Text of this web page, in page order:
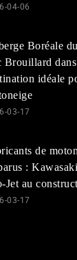
04-06
Boréale
Brouillard
idéale
03-17
de
:
Jet au
03-17